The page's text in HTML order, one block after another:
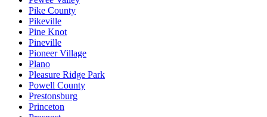
Pike County
Pikeville
Pine Knot
Pineville
Pioneer Village
Plano
Pleasure Ridge Park
Powell County
Prestonsburg
Princeton